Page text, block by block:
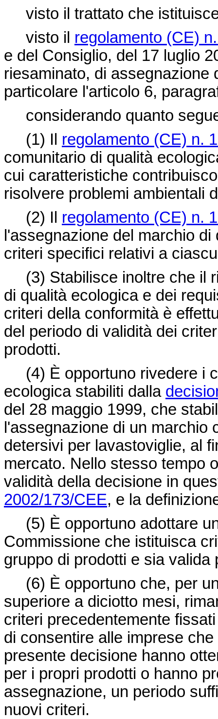
visto il trattato che
visto il regolamento (CE)
e del Consiglio, del 17 luglio
riesaminato, di assegnazione
particolare l'articolo 6,
considerando quanto
(1) Il regolamento (CE) n.
comunitario di qualità
cui caratteristiche
risolvere problemi ambientali
(2) Il regolamento (CE) n.
l'assegnazione del marchio
criteri specifici relativi a
(3) Stabilisce inoltre che il
di qualità ecologica e dei
criteri della conformità è
del periodo di validità dei
prodotti.
(4) È opportuno rivedere i
ecologica stabiliti dalla
del 28 maggio 1999, che
l'assegnazione di un marchio
detersivi per lavastoviglie, al
mercato. Nello stesso tempo
validità della decisione in
2002/173/CEE, e la
(5) È opportuno adottare
Commissione che istituisca
gruppo di prodotti e sia valida
(6) È opportuno che, per
superiore a diciotto mesi,
criteri precedentemente
di consentire alle imprese
presente decisione hanno
per i propri prodotti o hanno
assegnazione, un periodo
nuovi criteri.